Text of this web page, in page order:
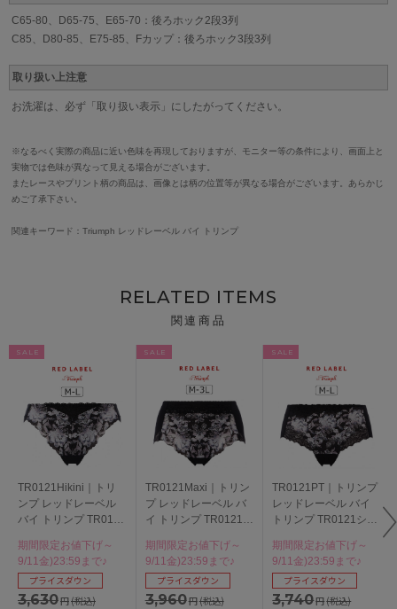
C65-80、D65-75、E65-70：後ろホック2段3列
C85、D80-85、E75-85、Fカップ：後ろホック3段3列
取り扱い上注意
お洗濯は、必ず「取り扱い表示」にしたがってください。
※なるべく実際の商品に近い色味を再現しておりますが、モニター等の条件により、画面上と
実物では色味が異なって見える場合がございます。
またレースやプリント柄の商品は、画像とは柄の位置等が異なる場合がございます。あらかじ
めご了承下さい。
関連キーワード：Triumph レッドレーベル バイ トリンプ
RELATED ITEMS
関連商品
SALE
TR0121Hikini｜トリ
ンプ レッドレーベル
バイ トリンプ TR0121
ドショーツ M/L
期間限定お値下げ～
9/11金)23:59まで♪
3,630円(税込)
プライスダウン
SALE
TR0121Maxi｜トリン
プ レッドレーベル バ
イ トリンプ TR0121シ
ツ M/L/LL/3L
期間限定お値下げ～
9/11金)23:59まで♪
3,960円(税込)
プライスダウン
SALE
TR0121PT｜トリンプ
レッドレーベル バイ
トリンプ TR0121シリ
ショーツ M/L
期間限定お値下げ～
9/11金)23:59まで♪
3,740円(税込)
プライスダウン